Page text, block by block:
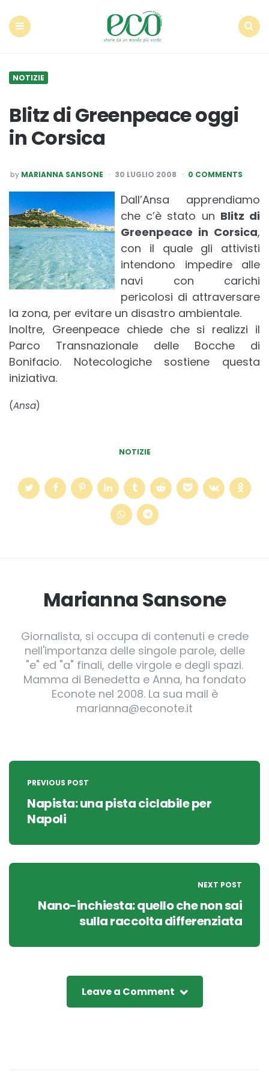
NOTIZIE
Blitz di Greenpeace oggi
in Corsica
POSTED
BY
by MARIANNA SANSONE 30 LUGLIO 2008 0 COMMENTS
Dall’Ansa apprendiamo
che c’è stato un Blitz di
Greenpeace in Corsica,
con il quale gli attivisti
intendono impedire alle
navi con carichi
pericolosi di attraversare
la zona, per evitare un disastro ambientale.
Inoltre, Greenpeace chiede che si realizzi il
Parco Transnazionale delle Bocche di
Bonifacio. Notecologiche sostiene questa
iniziativa.
(Ansa)
NOTIZIE
Marianna Sansone
Giornalista, si occupa di contenuti e crede
nell'importanza delle singole parole, delle
"e" ed "a" finali, delle virgole e degli spazi.
Mamma di Benedetta e Anna, ha fondato
Econote nel 2008. La sua mail è
marianna@econote.it
Post
navigation
PREVIOUS POST
Napista: una pista ciclabile per
Napoli
NEXT POST
Nano-inchiesta: quello che non sai
sulla raccolta differenziata
Leave a Comment